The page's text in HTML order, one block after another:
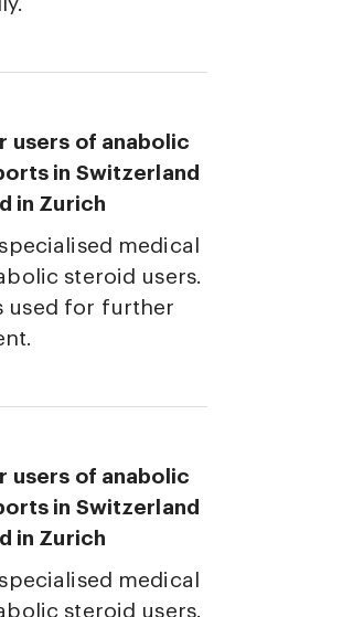
users of anabolic
in Switzerland
in Zurich
medical
steroid users.
used for further
users of anabolic
in Switzerland
in Zurich
medical
steroid users.